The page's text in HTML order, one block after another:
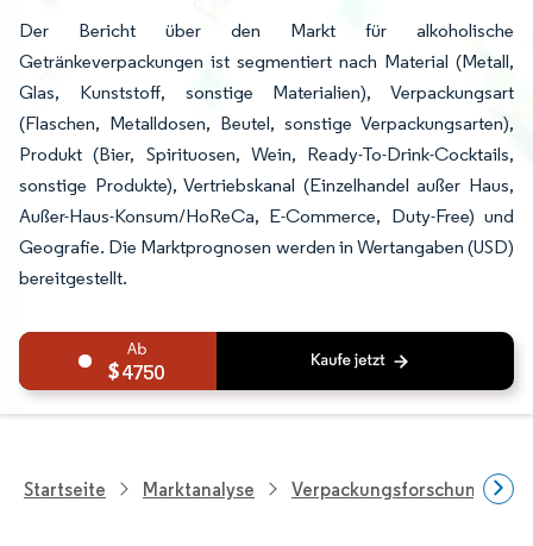
Der Bericht über den Markt für alkoholische
Getränkeverpackungen ist segmentiert nach Material (Metall,
Glas, Kunststoff, sonstige Materialien), Verpackungsart
(Flaschen, Metalldosen, Beutel, sonstige Verpackungsarten),
Produkt (Bier, Spirituosen, Wein, Ready-To-Drink-Cocktails,
sonstige Produkte), Vertriebskanal (Einzelhandel außer Haus,
Außer-Haus-Konsum/HoReCa, E-Commerce, Duty-Free) und
Geografie. Die Marktprognosen werden in Wertangaben (USD)
bereitgestellt.
4750
Startseite Marktanalyse Verpackungsforschung